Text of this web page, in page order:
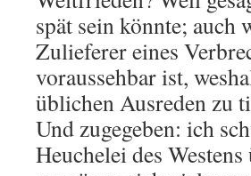
spät sein könnte; auch
Zulieferer eines
voraussehbar ist,
üblichen Ausreden zu
Und zugegeben: ich
Heuchelei des